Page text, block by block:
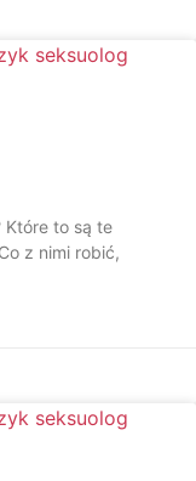
to są te
z nimi robić,